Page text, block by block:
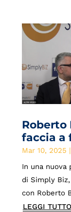
faccia a
Mar 10, 2025 |
In una nuova
di Simply
con Roberto
LEGGI TUTTO